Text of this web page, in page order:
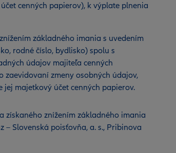
cenných papierov), k výplate plnenia
základného imania s uvedením
rodné číslo, bydlisko) spolu s
údajov majiteľa cenných
zaevidovaní zmeny osobných údajov,
jej majetkový účet cenných papierov.
získaného znížením základného imania
Slovenská poisťovňa, a. s., Pribinova